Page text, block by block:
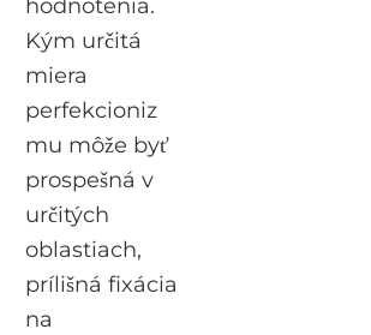
hodnotenia.
Kým určitá
miera
perfekcioniz
mu môže byť
prospešná v
určitých
oblastiach,
prílišná fixácia
na